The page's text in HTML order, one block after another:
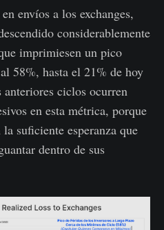
envíos a los exchanges,
considerablemente
imprimiesen un pico
58%, hasta el 21% de hoy
ciclos ocurren
en esta métrica, porque
suficiente esperanza que
dentro de sus